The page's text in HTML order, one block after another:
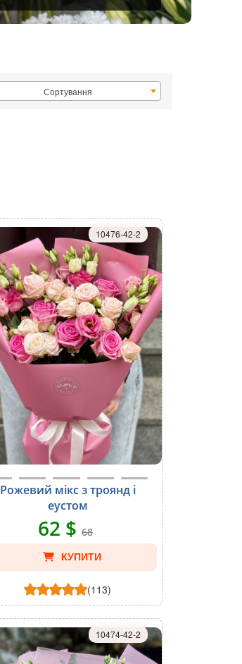
Сортування
Рожевий мікс з троянд і
еустом
10476-42-2
62 $ 68
КУПИТИ
(113)
10474-42-2